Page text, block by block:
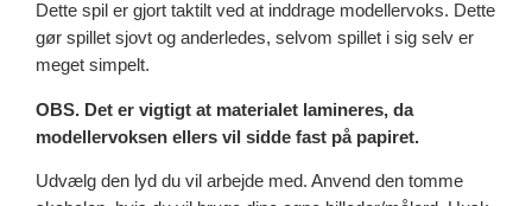
Dette spil er gjort taktilt ved at inddrage modellervoks. Dette
gør spillet sjovt og anderledes, selvom spillet i sig selv er
meget simpelt.
OBS. Det er vigtigt at materialet lamineres, da
modellervoksen ellers vil sidde fast på papiret.
Udvælg den lyd du vil arbejde med. Anvend den tomme